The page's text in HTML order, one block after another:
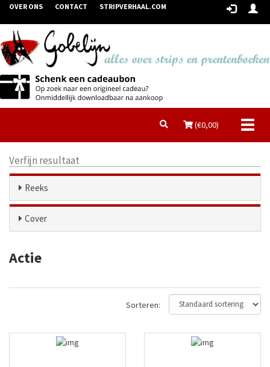
OVER ONS CONTACT STRIPVERHAAL.COM
(€0,00)
Verfijn resultaat
Reeks
Cover
Actie
Sorteren: